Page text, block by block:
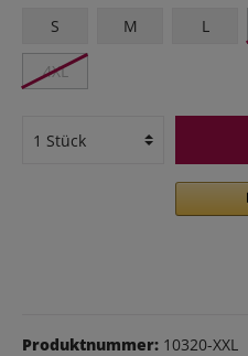
S
M L
4XL
Produktnummer: 10320-XXL